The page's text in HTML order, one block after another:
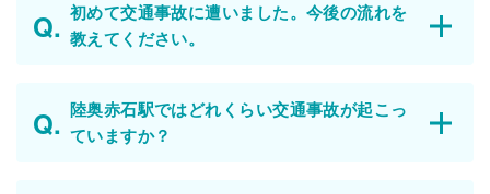
初めて交通事故に遭いました。今後の流れを
教えてください。
陸奥赤石駅ではどれくらい交通事故が起こっ
ていますか？